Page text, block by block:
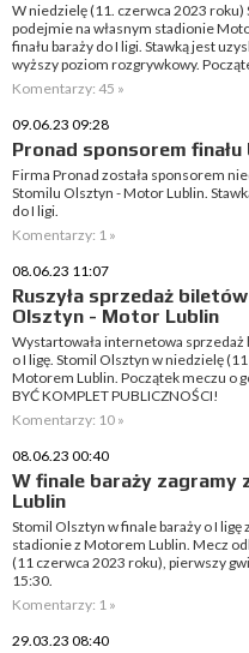
W niedzielę (11. czerwca 2023 roku)
podejmie na własnym stadionie
finału baraży do I ligi. Stawką jest
wyższy poziom rozgrywkowy.
Komentarzy: 45 »
09.06.23 09:28
Pronad sponsorem finału
Firma Pronad została sponsorem
Stomilu Olsztyn - Motor Lublin.
do I ligi.
Komentarzy: 1 »
08.06.23 11:07
Ruszyła sprzedaż
Olsztyn - Motor Lublin
Wystartowała internetowa sprzedaż
o I ligę. Stomil Olsztyn w niedzielę
Motorem Lublin. Początek meczu o
BYĆ KOMPLET PUBLICZNOŚCI!
Komentarzy: 10 »
08.06.23 00:40
W finale baraży zagramy
Lublin
Stomil Olsztyn w finale baraży o I ligę
stadionie z Motorem Lublin. Mecz
(11 czerwca 2023 roku), pierwszy
15:30.
Komentarzy: 1 »
29.03.23 08:40